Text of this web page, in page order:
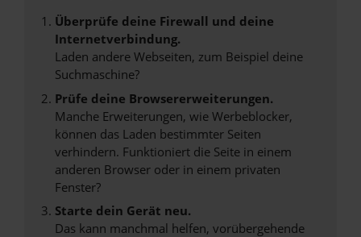
Überprüfe deine Firewall und deine
Internetverbindung.
Laden andere Webseiten, zum Beispiel deine
Suchmaschine?
Prüfe deine Browsererweiterungen.
Manche Erweiterungen, wie Werbeblocker,
können das Laden bestimmter Seiten
verhindern. Funktioniert die Seite in einem
anderen Browser oder in einem privaten
Fenster?
Starte dein Gerät neu.
Das kann manchmal helfen, vorübergehende